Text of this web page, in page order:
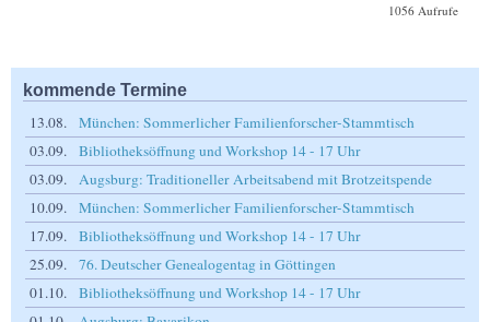
1056 Aufrufe
kommende Termine
13.08.
München: Sommerlicher Familienforscher-Stammtisch
03.09.
Bibliotheksöffnung und Workshop 14 - 17 Uhr
03.09.
Augsburg: Traditioneller Arbeitsabend mit Brotzeitspende
10.09.
München: Sommerlicher Familienforscher-Stammtisch
17.09.
Bibliotheksöffnung und Workshop 14 - 17 Uhr
25.09.
76. Deutscher Genealogentag in Göttingen
01.10.
Bibliotheksöffnung und Workshop 14 - 17 Uhr